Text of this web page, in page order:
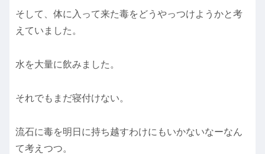
そして、体に入って来た毒をどうやっつけようかと考
えていました。
水を大量に飲みました。
それでもまだ寝付けない。
流石に毒を明日に持ち越すわけにもいかないなーなん
て考えつつ。